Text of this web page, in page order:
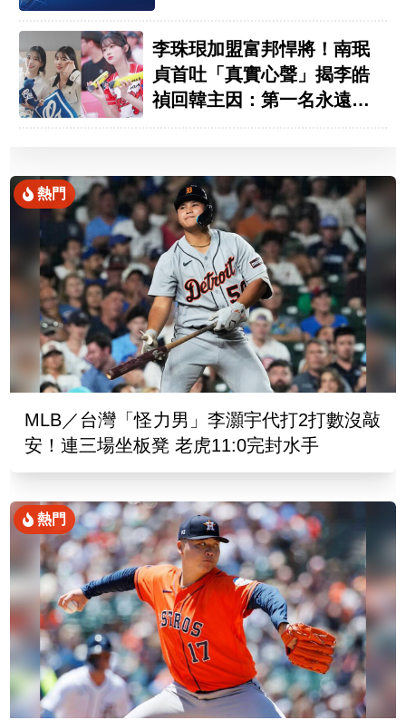
李珠珢加盟富邦悍將！南珉
貞首吐「真實心聲」揭李皓
禎回韓主因：第一名永遠是
熱門
MLB／台灣「怪力男」李灝宇代打2打數沒敲
安！連三場坐板凳 老虎11:0完封水手
熱門